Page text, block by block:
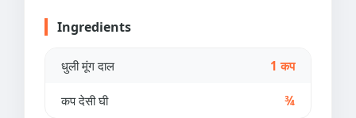
Ingredients
धुली मूंग दाल 1 कप
कप देसी घी ¾